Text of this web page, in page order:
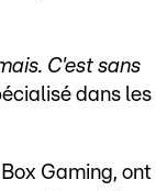
C'est sans
dans les
Gaming, ont